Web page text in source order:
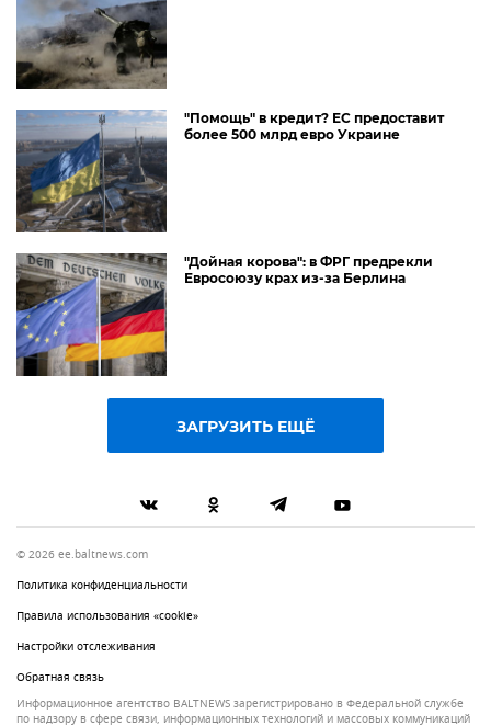
"Помощь" в кредит? ЕС предоставит
более 500 млрд евро Украине
"Дойная корова": в ФРГ предрекли
Евросоюзу крах из-за Берлина
ЗАГРУЗИТЬ ЕЩЁ
© 2026 ee.baltnews.com
Политика конфиденциальности
Правила использования «cookie»
Настройки отслеживания
Обратная связь
Информационное агентство BALTNEWS зарегистрировано в Федеральной службе
по надзору в сфере связи, информационных технологий и массовых коммуникаций